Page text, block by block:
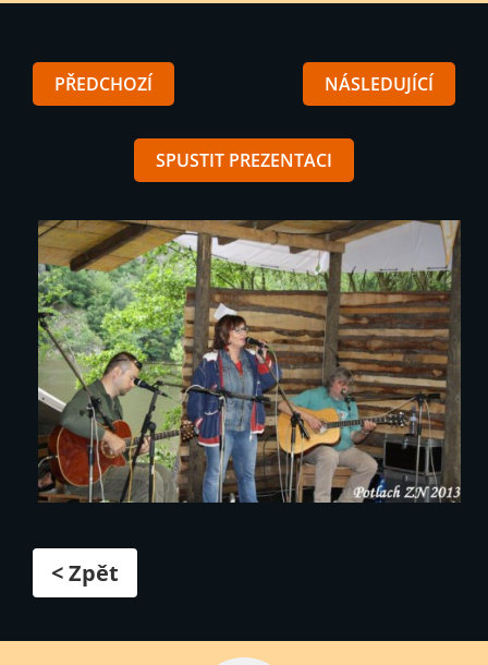
PŘEDCHOZÍ NÁSLEDUJÍCÍ
SPUSTIT PREZENTACI
< Zpět